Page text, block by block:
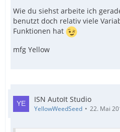
Wie du siehst arbeite ich
benutzt doch relativ viele
Funktionen hat
mfg Yellow
ISN AutoIt Studio
YellowWeedSeed 22. Mai